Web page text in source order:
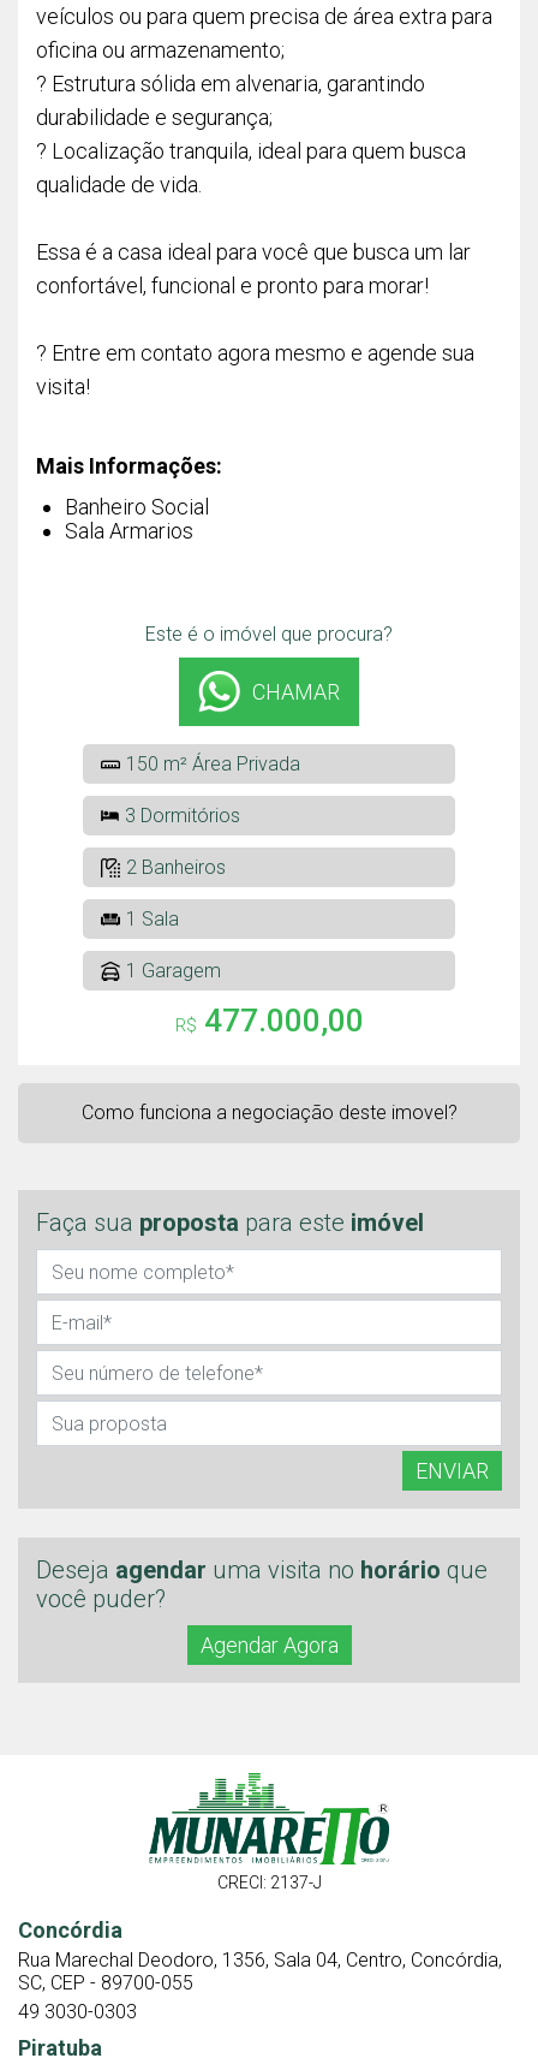
Faça sua proposta para este imóvel
ENVIAR
Deseja agendar uma visita no horário que
você puder?
Agendar Agora
veículos ou para quem precisa de área extra para
oficina ou armazenamento;
? Estrutura sólida em alvenaria, garantindo
durabilidade e segurança;
? Localização tranquila, ideal para quem busca
qualidade de vida.
Essa é a casa ideal para você que busca um lar
confortável, funcional e pronto para morar!
? Entre em contato agora mesmo e agende sua
visita!
Mais Informações:
Banheiro Social
Sala Armarios
Este é o imóvel que procura?
CHAMAR
150 m² Área Privada
3 Dormitórios
2 Banheiros
1 Sala
1 Garagem
R$ 477.000,00
Como funciona a negociação deste imovel?
CRECI: 2137-J
Concórdia
Rua Marechal Deodoro, 1356, Sala 04, Centro, Concórdia,
SC, CEP - 89700-055
49 3030-0303
Piratuba